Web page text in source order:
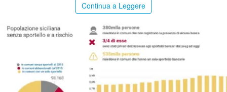
Continua a Leggere